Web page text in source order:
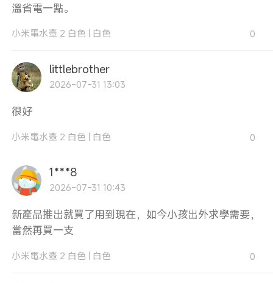
溫省電一點。
小米電水壺 2 白色 | 白色 0
littlebrother
2026-07-31 13:03
很好
小米電水壺 2 白色 | 白色 0
1***8
2026-07-31 10:43
新產品推出就買了用到現在，如今小孩出外求學需要，
當然再買一支
小米電水壺 2 白色 | 白色 0